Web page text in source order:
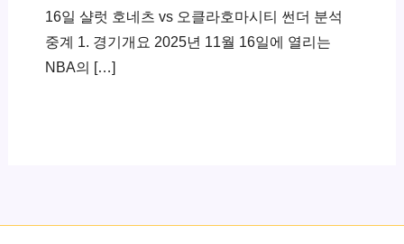
16일 샬럿 호네츠 vs 오클라호마시티 썬더 분석
중계 1. 경기개요 2025년 11월 16일에 열리는
NBA의 […]